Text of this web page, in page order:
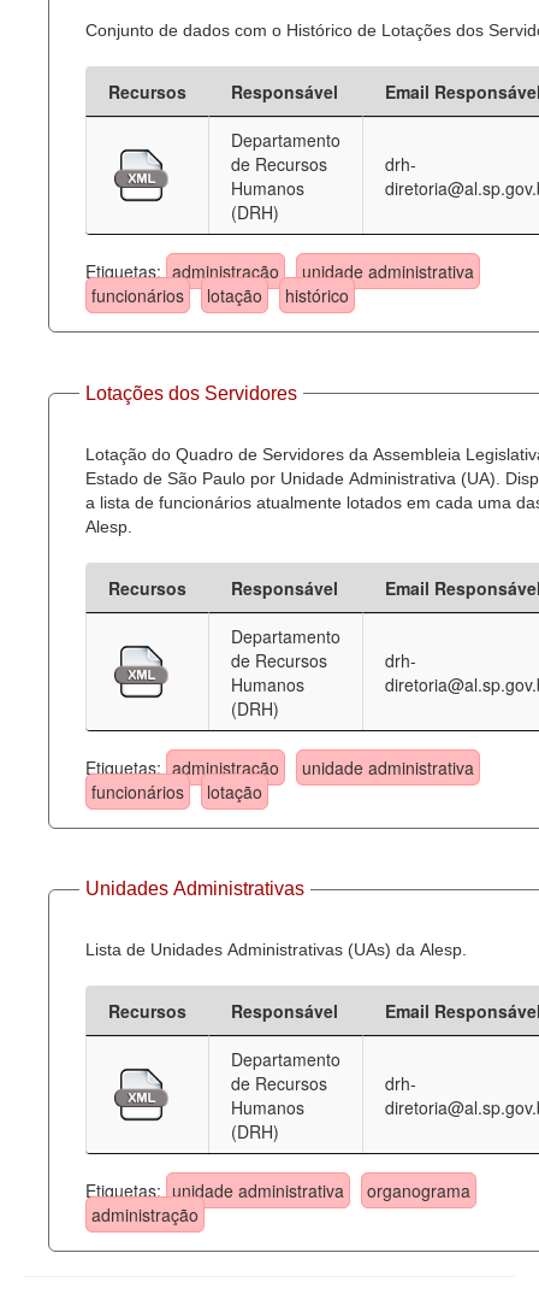
Conjunto de dados com o Histórico de Lotações dos
Recursos Responsável
Email
Departamento
de Recursos
Humanos
(DRH)
drh-
Etiquetas: administração
unidade administrativa
funcionários
lotação histórico
Lotações dos Servidores
Lotação do Quadro de Servidores da Assembleia
Estado de São Paulo por Unidade Administrativa (UA).
a lista de funcionários atualmente lotados em cada uma
Alesp.
Recursos Responsável
Email
Departamento
de Recursos
Humanos
(DRH)
drh-
Etiquetas: administração
unidade administrativa
funcionários
lotação
Unidades Administrativas
Lista de Unidades Administrativas (UAs) da Alesp.
Recursos Responsável
Email
Departamento
de Recursos
Humanos
(DRH)
drh-
Etiquetas: unidade administrativa
organograma
administração